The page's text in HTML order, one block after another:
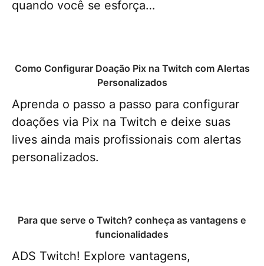
quando você se esforça…
Como Configurar Doação Pix na Twitch com Alertas
Personalizados
Aprenda o passo a passo para configurar
doações via Pix na Twitch e deixe suas
lives ainda mais profissionais com alertas
personalizados.
Para que serve o Twitch? conheça as vantagens e
funcionalidades
ADS Twitch! Explore vantagens,